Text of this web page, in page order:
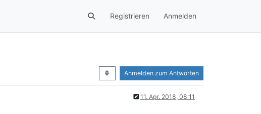
Registrieren Anmelden
Anmelden zum Antworten
11. Apr. 2018, 08:11